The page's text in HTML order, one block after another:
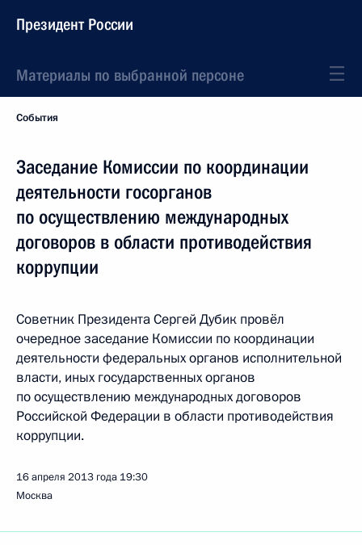
Президент России
Материалы по выбранной персоне
События
Заседание Комиссии по координации
деятельности госорганов
по осуществлению международных
договоров в области противодействия
коррупции
Советник Президента Сергей Дубик провёл
очередное заседание Комиссии по координации
деятельности федеральных органов исполнительной
власти, иных государственных органов
по осуществлению международных договоров
Российской Федерации в области противодействия
коррупции.
16 апреля 2013 года 19:30
Москва